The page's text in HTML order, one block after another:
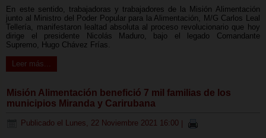
En este sentido, trabajadoras y trabajadores de la Misión Alimentación
junto al Ministro del Poder Popular para la Alimentación, M/G Carlos Leal
Tellería, manifestaron lealtad absoluta al proceso revolucionario que hoy
dirige el presidente Nicolás Maduro, bajo el legado Comandante
Supremo, Hugo Chávez Frías.
Leer más...
Misión Alimentación benefició 7 mil familias de los
municipios Miranda y Carirubana
Publicado el Lunes, 22 Noviembre 2021 16:00 |